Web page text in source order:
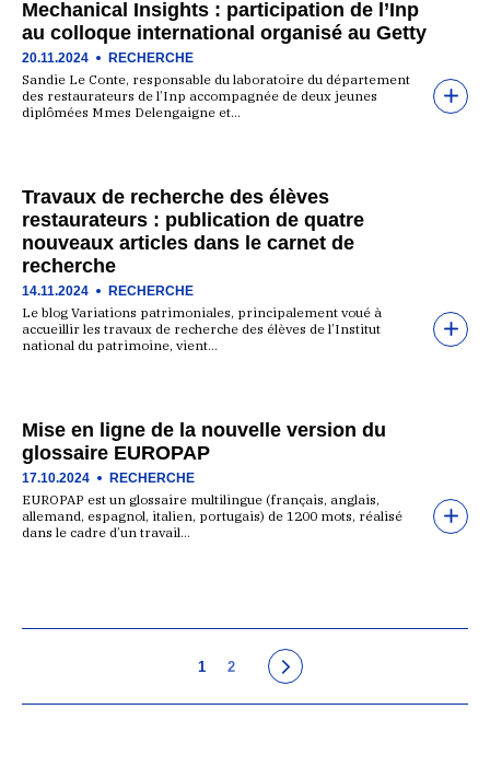
Mechanical Insights : participation de l’Inp
au colloque international organisé au Getty
20.11.2024 RECHERCHE
Sandie Le Conte, responsable du laboratoire du département
des restaurateurs de l’Inp accompagnée de deux jeunes
diplômées Mmes Delengaigne et…
Travaux de recherche des élèves
restaurateurs : publication de quatre
nouveaux articles dans le carnet de
recherche
14.11.2024 RECHERCHE
Le blog Variations patrimoniales, principalement voué à
accueillir les travaux de recherche des élèves de l’Institut
national du patrimoine, vient…
Mise en ligne de la nouvelle version du
glossaire EUROPAP
17.10.2024 RECHERCHE
EUROPAP est un glossaire multilingue (français, anglais,
allemand, espagnol, italien, portugais) de 1200 mots, réalisé
dans le cadre d’un travail…
1 2